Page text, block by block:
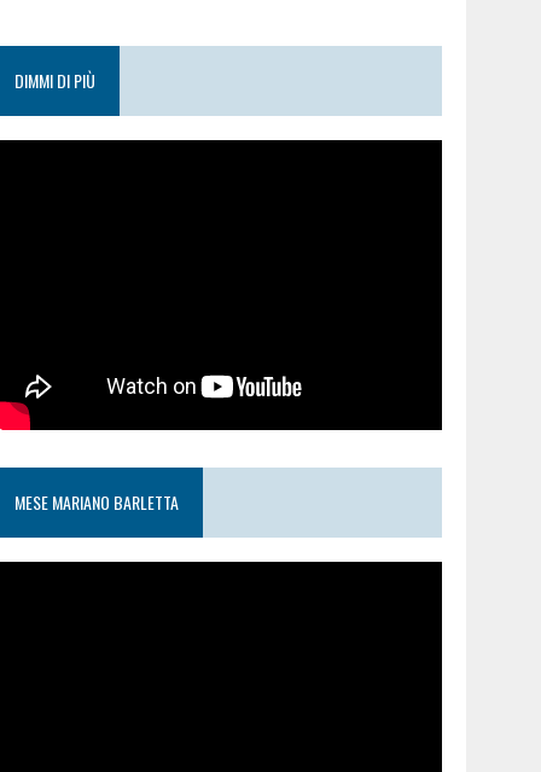
DIMMI DI PIÙ
MESE MARIANO BARLETTA